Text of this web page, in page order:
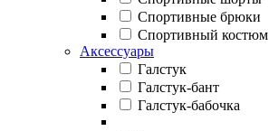
Спортивные брюки
Спортивный костюм
Аксессуары
Галстук
Галстук-бант
Галстук-бабочка